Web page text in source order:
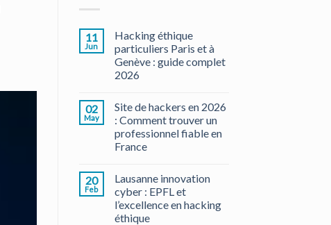
11
Jun
Hacking éthique
particuliers Paris et à
Genève : guide complet
2026
02
May
Site de hackers en 2026
: Comment trouver un
professionnel fiable en
France
20
Feb
Lausanne innovation
cyber : EPFL et
l’excellence en hacking
éthique